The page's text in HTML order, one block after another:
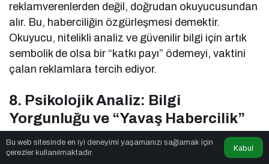
reklamverenlerden değil, doğrudan okuyucusundan
alır. Bu, haberciliğin özgürleşmesi demektir.
Okuyucu, nitelikli analiz ve güvenilir bilgi için artık
sembolik de olsa bir “katkı payı” ödemeyi, vaktini
çalan reklamlara tercih ediyor.
8. Psikolojik Analiz: Bilgi
Yorgunluğu ve “Yavaş Habercilik”
2026 insanı “bilişsel yük” altında eziliyor. Günde
tüketilen veri miktarının 200 GB’ı aştığı bir dünyada,
Bu web sitesinde en iyi deneyimi yaşamanızı sağlamak için
çerezler kullanılmaktadır.
Kabul